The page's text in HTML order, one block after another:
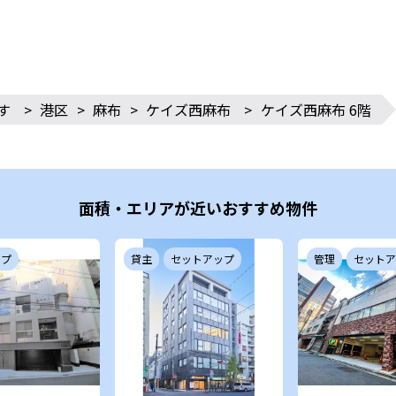
> 港区 > 麻布 > ケイズ西麻布 > ケイズ西麻布 6階
面積・エリアが近いおすすめ物件
貸主 セットアップ 管理 セット